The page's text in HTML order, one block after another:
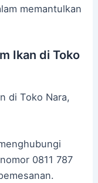
memantulkan
Ikan di Toko
di Toko Nara,
0811 787